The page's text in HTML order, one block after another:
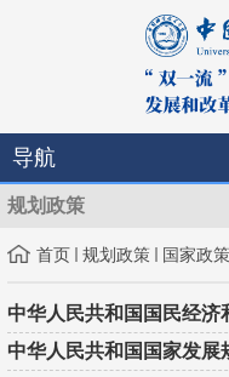
导航
规划政策
首页 规划政策 国家政策
中华人民共和国国民经
中华人民共和国国家发展